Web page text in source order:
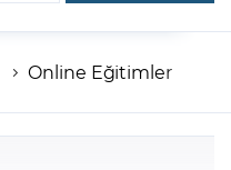
Online Eğitimler